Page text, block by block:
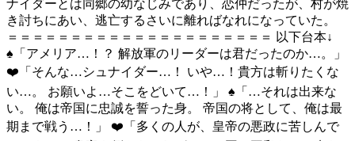
ナイダーとは同郷の幼なじみであり、恋仲だったが、村が焼
き討ちにあい、逃亡するさいに離ればなれになっていた。
＝＝＝＝＝＝＝＝＝＝＝＝＝＝＝＝＝＝＝＝＝ 以下台本↓
♠️「アメリア…！？ 解放軍のリーダーは君だったのか…。」
❤️「そんな…シュナイダー…！ いや…！貴方は斬りたくな
い…。 お願いよ…そこをどいて…！」 ♠️「…それは出来な
い。 俺は帝国に忠誠を誓った身。 帝国の将として、俺は最
期まで戦う…！」 ❤️「多くの人が、皇帝の悪政に苦しんで